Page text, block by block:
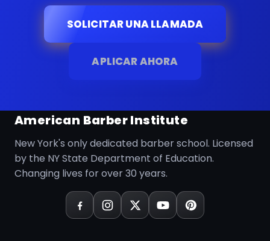
SOLICITAR UNA LLAMADA
APLICAR AHORA
American Barber Institute
New York's only dedicated barber school. Licensed
by the NY State Department of Education.
Changing lives for over 30 years.